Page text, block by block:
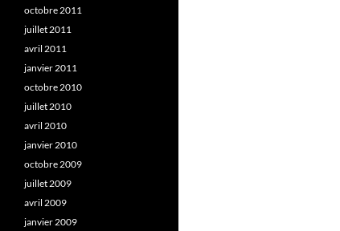
octobre 2011
juillet 2011
avril 2011
janvier 2011
octobre 2010
juillet 2010
avril 2010
janvier 2010
octobre 2009
juillet 2009
avril 2009
janvier 2009